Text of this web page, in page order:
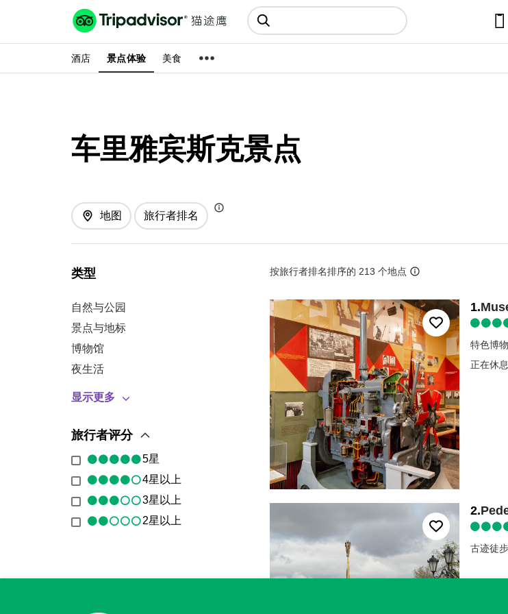
猫途鹰:景点、酒店、美食十亿条
点评

酒店 景点体验 美食
车里雅宾斯克景点
地图 旅行者排名
类型
自然与公园
景点与地标
博物馆
夜生活
显示更多
旅行者评分
5星
4星以上
3星以上
2星以上
按旅行者排名排序的 213 个地点
1.
特色博
正在休息
2.
古迹徒步